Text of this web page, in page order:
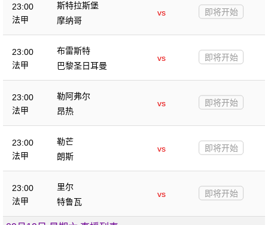
23:00
法甲
斯特拉斯堡
vs
摩纳哥
即将开始
23:00
法甲
布雷斯特
vs
巴黎圣日耳曼
即将开始
23:00
法甲
勒阿弗尔
vs
昂热
即将开始
23:00
法甲
勒芒
vs
朗斯
即将开始
23:00
法甲
里尔
vs
特鲁瓦
即将开始